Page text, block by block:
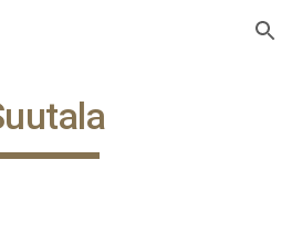
Skip to navigation